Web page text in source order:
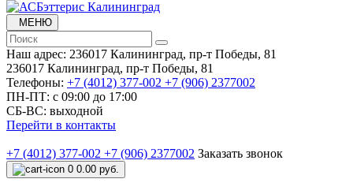
МЕНЮ
Наш адрес: 236017 Калининград,​ пр-т Победы, 81
236017 Калининград,​ пр-т Победы, 81
Телефоны: +7 (4012) 377-002 +7 (906) 2377002
ПН-ПТ: с 09:00 до 17:00
СБ-ВС: выходной
Перейти в контакты
+7 (4012) 377-002 +7 (906) 2377002 Заказать звонок
0 0.00 руб.